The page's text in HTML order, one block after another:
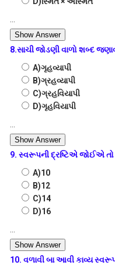
Show Answer
8.સાચી જોડણી વાળો શબ્દ
A)ગૃહવ્યાપી
B)ગ્રહવ્યાપી
C)ગ્રહવિયાપી
D)ગૃહવિયાપી
Show Answer
9. સ્વરૂપની દ્રષ્ટિએ જોઈએ
A)10
B)12
C)14
D)16
Show Answer
10. વળાવી બા આવી કાવ્ય